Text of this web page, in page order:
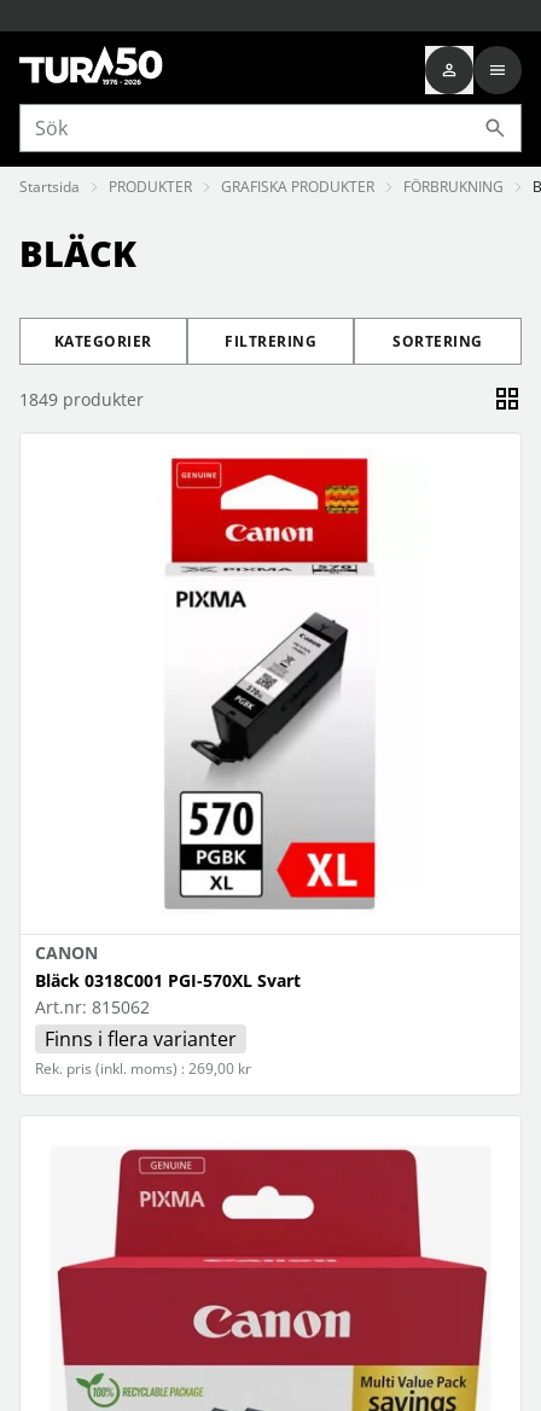
Startsida PRODUKTER GRAFISKA PRODUKTER FÖRBRUKNING
BLÄCK
KATEGORIER FILTRERING SORTERING
1849 produkter
CANON
Bläck 0318C001 PGI-570XL Svart
Art.nr: 815062
Finns i flera varianter
Rek. pris (inkl. moms) : 269,00 kr